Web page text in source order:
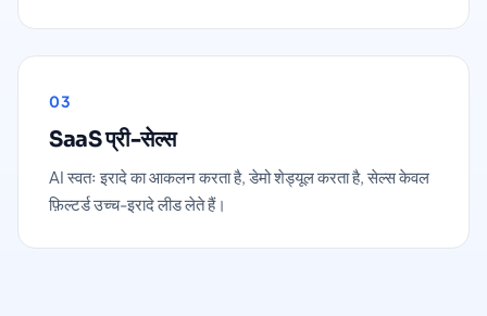
03
SaaS प्री-सेल्स
AI स्वतः इरादे का आकलन करता है, डेमो शेड्यूल करता है, सेल्स केवल
फ़िल्टर्ड उच्च-इरादे लीड लेते हैं।